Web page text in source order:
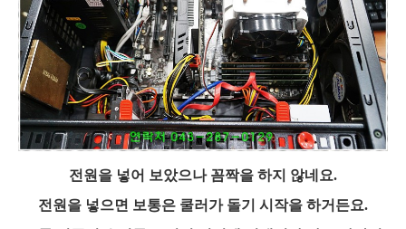
전원을 넣어 보았으나 꼼짝을 하지 않네요.
전원을 넣으면 보통은 쿨러가 돌기 시작을 하거든요.